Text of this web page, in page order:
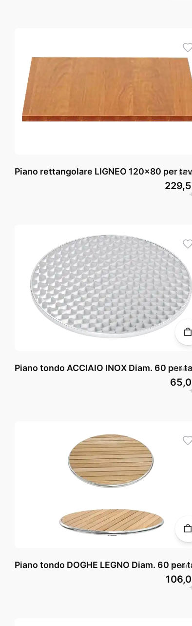
Piano rettangolare LIGNEO 120x80 per
A
Piano tondo ACCIAIO INOX Diam. 60 per
A
Piano tondo DOGHE LEGNO Diam. 60 per
A